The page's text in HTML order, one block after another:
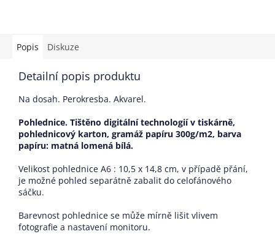
Popis Diskuze
Detailní popis produktu
Na dosah. Perokresba. Akvarel.
Pohlednice. Tištěno digitální technologií v tiskárně,
pohlednicový karton, gramáž papíru 300g/m2, barva
papíru: matná lomená bílá.
Velikost pohlednice A6 : 10,5 x 14,8 cm, v případě přání,
je možné pohled separátně zabalit do celofánového
sáčku.
Barevnost pohlednice se může mírně lišit vlivem
fotografie a nastavení monitoru.